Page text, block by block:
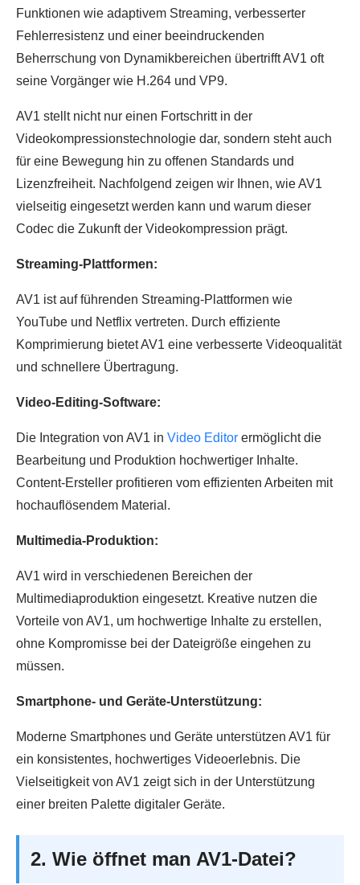
Funktionen wie adaptivem Streaming, verbesserter
Fehlerresistenz und einer beeindruckenden
Beherrschung von Dynamikbereichen übertrifft AV1 oft
seine Vorgänger wie H.264 und VP9.
AV1 stellt nicht nur einen Fortschritt in der
Videokompressionstechnologie dar, sondern steht auch
für eine Bewegung hin zu offenen Standards und
Lizenzfreiheit. Nachfolgend zeigen wir Ihnen, wie AV1
vielseitig eingesetzt werden kann und warum dieser
Codec die Zukunft der Videokompression prägt.
Streaming-Plattformen:
AV1 ist auf führenden Streaming-Plattformen wie
YouTube und Netflix vertreten. Durch effiziente
Komprimierung bietet AV1 eine verbesserte Videoqualität
und schnellere Übertragung.
Video-Editing-Software:
Die Integration von AV1 in Video Editor ermöglicht die
Bearbeitung und Produktion hochwertiger Inhalte.
Content-Ersteller profitieren vom effizienten Arbeiten mit
hochauflösendem Material.
Multimedia-Produktion:
AV1 wird in verschiedenen Bereichen der
Multimediaproduktion eingesetzt. Kreative nutzen die
Vorteile von AV1, um hochwertige Inhalte zu erstellen,
ohne Kompromisse bei der Dateigröße eingehen zu
müssen.
Smartphone- und Geräte-Unterstützung:
Moderne Smartphones und Geräte unterstützen AV1 für
ein konsistentes, hochwertiges Videoerlebnis. Die
Vielseitigkeit von AV1 zeigt sich in der Unterstützung
einer breiten Palette digitaler Geräte.
2. Wie öffnet man AV1-Datei?